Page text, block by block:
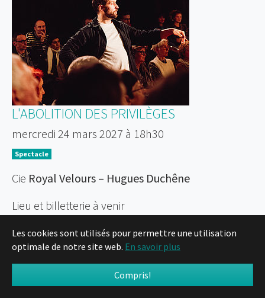
Les cookies sont utilisés pour permettre une utilisation
optimale de notre site web. En savoir plus
Compris!
L'ABOLITION DES PRIVILÈGES
mercredi 24 mars 2027 à 18h30
Spectacle
Cie Royal Velours – Hugues Duchêne
Lieu et billetterie à venir
En savoir plus